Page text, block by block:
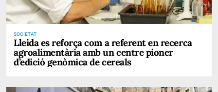
SOCIETAT
Lleida es reforça com a referent en recerca
agroalimentària amb un centre pioner
d’edició genòmica de cereals